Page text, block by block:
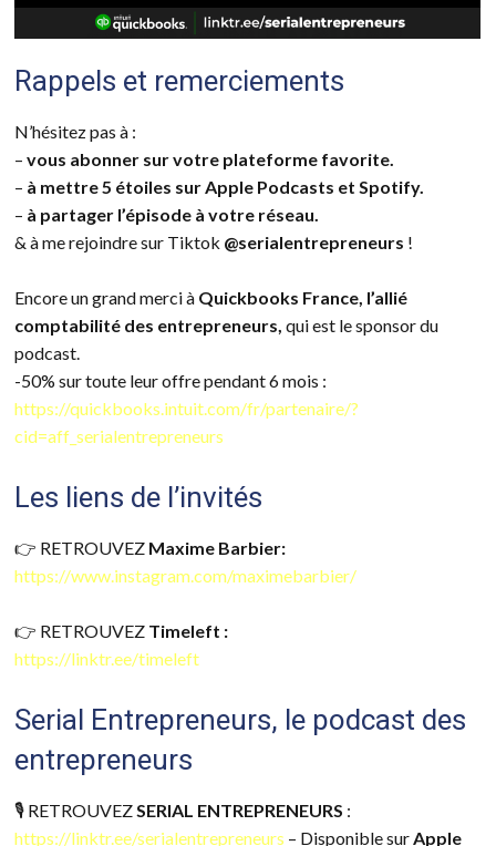
Rappels et remerciements
N’hésitez pas à :
–vous abonner sur votre plateforme favorite.
– à mettre 5 étoiles sur Apple Podcasts et Spotify.
– à partager l’épisode à votre réseau.
& à me rejoindre sur Tiktok @serialentrepreneurs !
Encore un grand merci à Quickbooks France, l’allié
comptabilité des entrepreneurs,qui est le sponsor du
podcast.
-50% sur toute leur offre pendant 6 mois :
https://quickbooks.intuit.com/fr/partenaire/?
cid=aff_serialentrepreneurs
Les liens de l’invités
👉 RETROUVEZ Maxime Barbier:
https://www.instagram.com/maximebarbier/
👉 RETROUVEZ Timeleft :
https://linktr.ee/timeleft
Serial Entrepreneurs, le podcast des
entrepreneurs
🎙 RETROUVEZSERIAL ENTREPRENEURS :
https://linktr.ee/serialentrepreneurs – Disponible surApple